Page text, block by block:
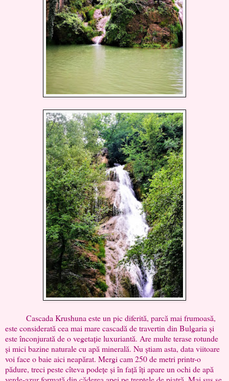
Cascada Krushuna este un pic diferită, parcă mai frumoasă,
este considerată cea mai mare cascadă de travertin din Bulgaria și
este înconjurată de o vegetație luxuriantă. Are multe terase rotunde
și mici bazine naturale cu apă minerală. Nu știam asta, data viitoare
voi face o baie aici neapărat. Mergi cam 250 de metri printr-o
pădure, treci peste cîteva podețe și în față îți apare un ochi de apă